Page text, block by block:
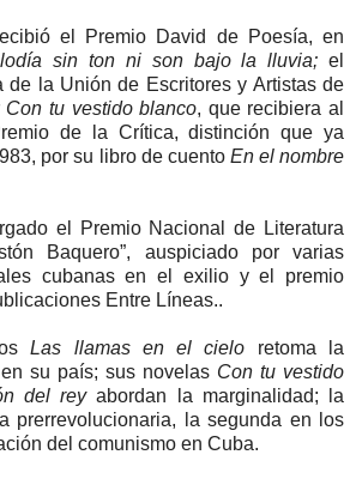
el Premio David de Poesía, en
sin ton ni son bajo la lluvia; el
de la Unión de Escritores y Artistas de
Con tu vestido blanco, que recibiera al
de la Crítica, distinción que ya
por su libro de cuento En el nombre
el Premio Nacional de Literatura
Baquero”, auspiciado por varias
cubanas en el exilio y el premio
Entre Líneas..
Las llamas en el cielo retoma la
su país; sus novelas Con tu vestido
del reyabordan la marginalidad; la
prerrevolucionaria, la segunda en los
del comunismo en Cuba.